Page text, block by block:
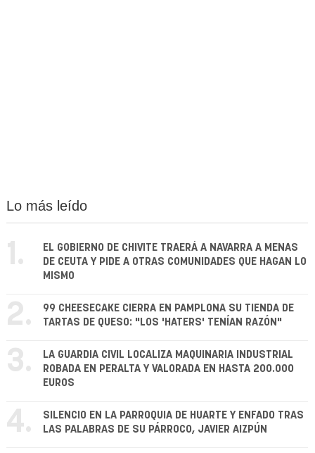
Lo más leído
1.
EL GOBIERNO DE CHIVITE TRAERÁ A NAVARRA A MENAS
DE CEUTA Y PIDE A OTRAS COMUNIDADES QUE HAGAN LO
MISMO
2.
99 CHEESECAKE CIERRA EN PAMPLONA SU TIENDA DE
TARTAS DE QUESO: "LOS 'HATERS' TENÍAN RAZÓN"
3.
LA GUARDIA CIVIL LOCALIZA MAQUINARIA INDUSTRIAL
ROBADA EN PERALTA Y VALORADA EN HASTA 200.000
EUROS
4.
SILENCIO EN LA PARROQUIA DE HUARTE Y ENFADO TRAS
LAS PALABRAS DE SU PÁRROCO, JAVIER AIZPÚN